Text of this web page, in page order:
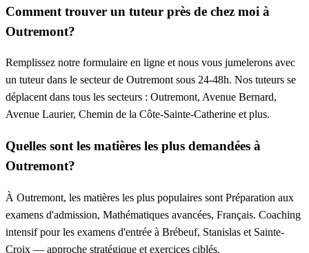
Comment trouver un tuteur près de chez moi à
Outremont?
Remplissez notre formulaire en ligne et nous vous jumelerons avec
un tuteur dans le secteur de Outremont sous 24-48h. Nos tuteurs se
déplacent dans tous les secteurs : Outremont, Avenue Bernard,
Avenue Laurier, Chemin de la Côte-Sainte-Catherine et plus.
Quelles sont les matières les plus demandées à
Outremont?
À Outremont, les matières les plus populaires sont Préparation aux
examens d'admission, Mathématiques avancées, Français. Coaching
intensif pour les examens d'entrée à Brébeuf, Stanislas et Sainte-
Croix — approche stratégique et exercices ciblés.